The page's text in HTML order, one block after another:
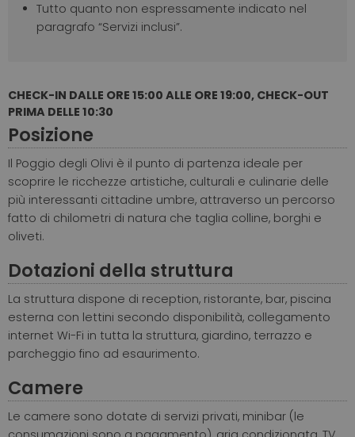
Tutto quanto non espressamente indicato nel
paragrafo “Servizi inclusi”.
CHECK-IN DALLE ORE 15:00 ALLE ORE 19:00, CHECK-OUT
PRIMA DELLE 10:30
Posizione
Il Poggio degli Olivi è il punto di partenza ideale per
scoprire le ricchezze artistiche, culturali e culinarie delle
più interessanti cittadine umbre, attraverso un percorso
fatto di chilometri di natura che taglia colline, borghi e
oliveti.
Dotazioni della struttura
La struttura dispone di reception, ristorante, bar, piscina
esterna con lettini secondo disponibilità, collegamento
internet Wi-Fi in tutta la struttura, giardino, terrazzo e
parcheggio fino ad esaurimento.
Camere
Le camere sono dotate di servizi privati, minibar (le